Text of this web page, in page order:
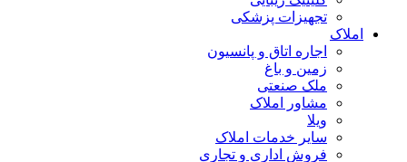
تجهیزات پزشکی
املاک
اجاره اتاق و پانسیون
زمین و باغ
ملک صنعتی
مشاور املاک
ویلا
سایر خدمات املاک
فروش اداری و تجاری